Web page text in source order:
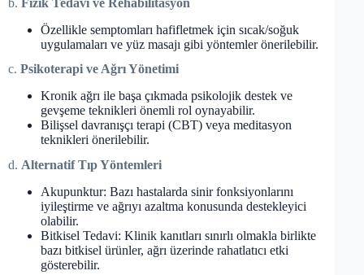
Özellikle semptomları hafifletmek için sıcak/soğuk
uygulamaları ve yüz masajı gibi yöntemler önerilebilir.
c. Psikoterapi ve Ağrı Yönetimi
Kronik ağrı ile başa çıkmada psikolojik destek ve
gevşeme teknikleri önemli rol oynayabilir.
Bilişsel davranışçı terapi (CBT) veya meditasyon
teknikleri önerilebilir.
d. Alternatif Tıp Yöntemleri
Akupunktur: Bazı hastalarda sinir fonksiyonlarını
iyileştirme ve ağrıyı azaltma konusunda destekleyici
olabilir.
Bitkisel Tedavi: Klinik kanıtları sınırlı olmakla birlikte
bazı bitkisel ürünler, ağrı üzerinde rahatlatıcı etki
gösterebilir.